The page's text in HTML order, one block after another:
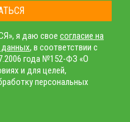
я даю свое согласие на
, в соответствии с
года №152-ФЗ «О
и для целей,
персональных